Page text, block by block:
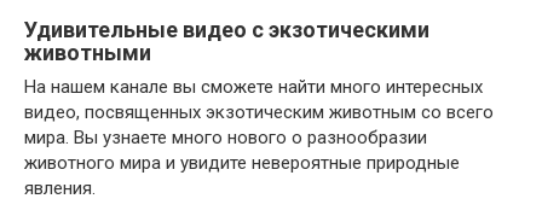
Удивительные видео с экзотическими
животными
На нашем канале вы сможете найти много интересных
видео, посвященных экзотическим животным со всего
мира. Вы узнаете много нового о разнообразии
животного мира и увидите невероятные природные
явления.